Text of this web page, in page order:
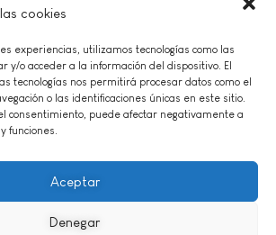
cookies
experiencias, utilizamos tecnologías como las
y/o acceder a la información del dispositivo. El
tecnologías nos permitirá procesar datos como el
o las identificaciones únicas en este sitio.
consentimiento, puede afectar negativamente a
funciones.
Aceptar
Denegar
157, 1oB 50001 Zaragoza
CONTACTO